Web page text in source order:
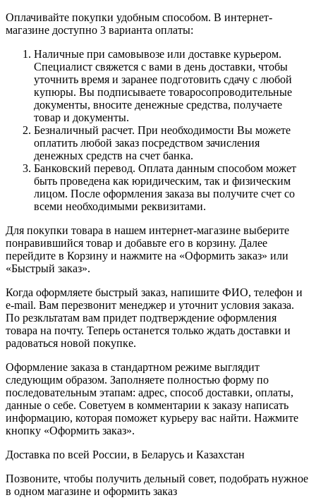
Оплачивайте покупки удобным способом. В интернет-
магазине доступно 3 варианта оплаты:
Наличные при самовывозе или доставке курьером.
Специалист свяжется с вами в день доставки, чтобы
уточнить время и заранее подготовить сдачу с любой
купюры. Вы подписываете товаросопроводительные
документы, вносите денежные средства, получаете
товар и документы.
Безналичный расчет. При необходимости Вы можете
оплатить любой заказ посредством зачисления
денежных средств на счет банка.
Банковский перевод. Оплата данным способом может
быть проведена как юридическим, так и физическим
лицом. После оформления заказа вы получите счет со
всеми необходимыми реквизитами.
Для покупки товара в нашем интернет-магазине выберите
понравившийся товар и добавьте его в корзину. Далее
перейдите в Корзину и нажмите на «Оформить заказ» или
«Быстрый заказ».
Когда оформляете быстрый заказ, напишите ФИО, телефон и
e-mail. Вам перезвонит менеджер и уточнит условия заказа.
По резкльтатам вам придет подтверждение оформления
товара на почту. Теперь останется только ждать доставки и
радоваться новой покупке.
Оформление заказа в стандартном режиме выглядит
следующим образом. Заполняете полностью форму по
последовательным этапам: адрес, способ доставки, оплаты,
данные о себе. Советуем в комментарии к заказу написать
информацию, которая поможет курьеру вас найти. Нажмите
кнопку «Оформить заказ».
Доставка по всей России, в Беларусь и Казахстан
Позвоните, чтобы получить дельный совет, подобрать нужное
в одном магазине и оформить заказ